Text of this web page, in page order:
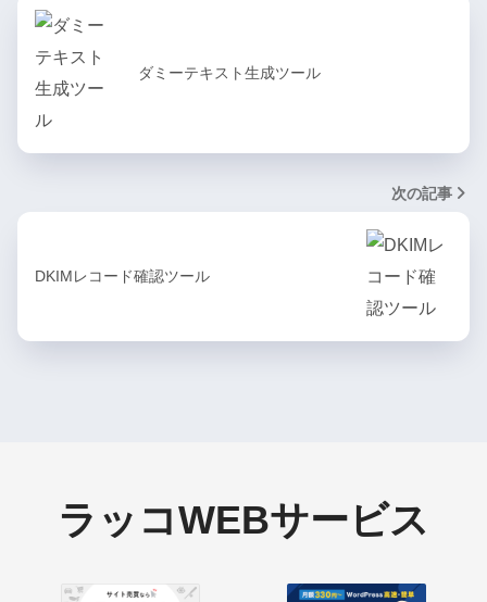
ダミーテキスト生成ツール
次の記事
DKIMレコード確認ツール
ラッコWEBサービス